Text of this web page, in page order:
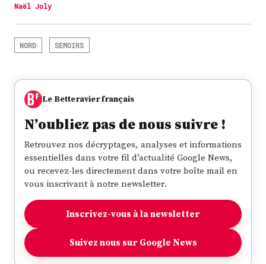
Naël Joly
NORD SEMOIRS
Le Betteravier français
N’oubliez pas de nous suivre !
Retrouvez nos décryptages, analyses et informations
essentielles dans votre fil d’actualité Google News,
ou recevez-les directement dans votre boîte mail en
vous inscrivant à notre newsletter.
Inscrivez-vous à la newsletter
Suivez nous sur Google News